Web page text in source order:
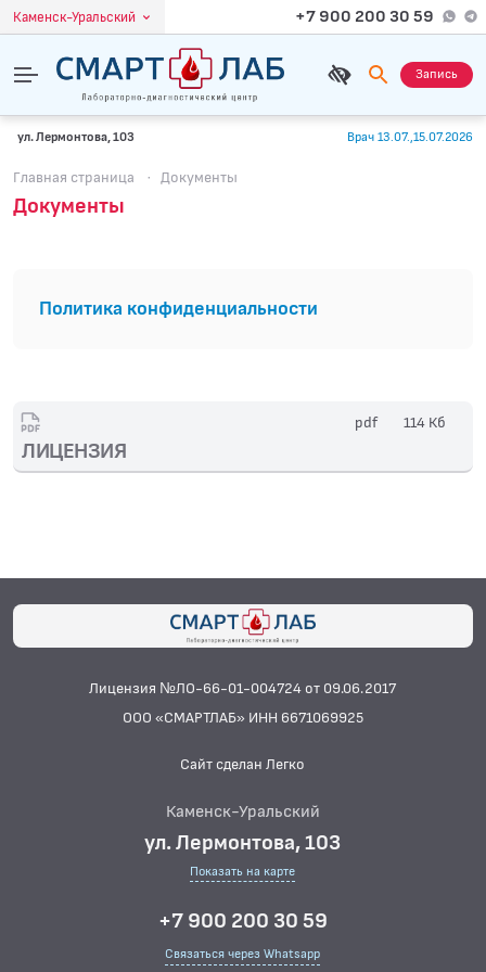
Каменск-Уральский +7 900 200 30 59
Запись
ул. Лермонтова, 103 Врач 13.07.,15.07.2026
Главная страница · Документы
Документы
Политика конфиденциальности
pdf 114 Кб
ЛИЦЕНЗИЯ
Лицензия №ЛО-66-01-004724 от 09.06.2017
ООО «СМАРТЛАБ» ИНН 6671069925
Сайт сделан Легко
Каменск-Уральский
ул. Лермонтова, 103
Показать на карте
+7 900 200 30 59
Связаться через Whatsapp